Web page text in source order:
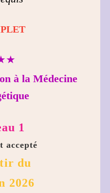
à la Médecine
1
accepté
du
2026